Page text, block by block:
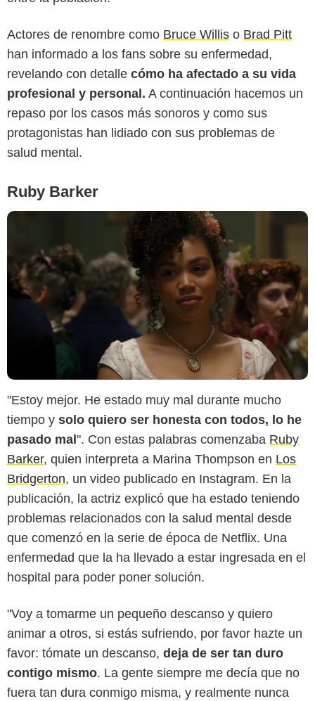
Actores de renombre como Bruce Willis o Brad Pitt
han informado a los fans sobre su enfermedad,
revelando con detalle cómo ha afectado a su vida
profesional y personal. A continuación hacemos un
repaso por los casos más sonoros y como sus
protagonistas han lidiado con sus problemas de
salud mental.
Ruby Barker
"Estoy mejor. He estado muy mal durante mucho
tiempo y solo quiero ser honesta con todos, lo he
pasado mal ". Con estas palabras comenzaba Ruby
Barker, quien interpreta a Marina Thompson en Los
Bridgerton, un video publicado en Instagram. En la
publicación, la actriz explicó que ha estado teniendo
problemas relacionados con la salud mental desde
que comenzó en la serie de época de Netflix. Una
enfermedad que la ha llevado a estar ingresada en el
hospital para poder poner solución.
"Voy a tomarme un pequeño descanso y quiero
animar a otros, si estás sufriendo, por favor hazte un
favor: tómate un descanso, deja de ser tan duro
contigo mismo. La gente siempre me decía que no
fuera tan dura conmigo misma, y realmente nunca